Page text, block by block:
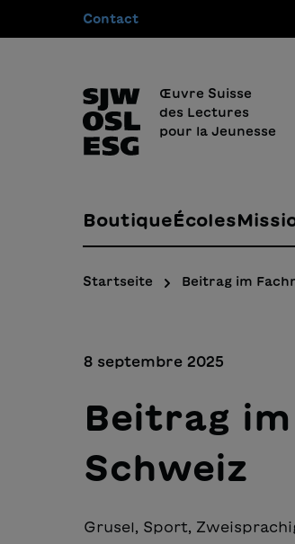
Passer à la navigation
Contact
Œuvre Suisse
des Lectures
pour la Jeunesse
BoutiqueÉcoles
Startseite Beitrag im
8 septembre 2025
Beitrag im
Schweiz
Grusel, Sport,